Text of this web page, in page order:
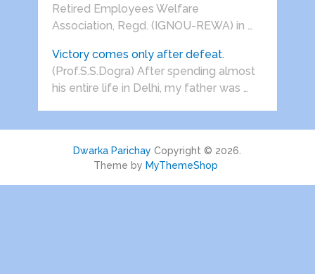
Retired Employees Welfare
Association, Regd. (IGNOU-REWA) in …
Victory comes only after defeat.
(Prof.S.S.Dogra) After spending almost
his entire life in Delhi, my father was …
Dwarka Parichay Copyright © 2026.
Theme by MyThemeShop